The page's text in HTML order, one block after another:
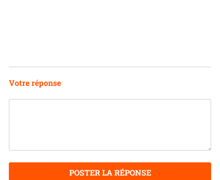
Votre réponse
POSTER LA RÉPONSE